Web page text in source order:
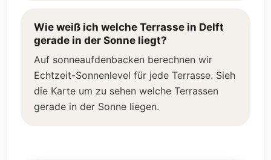
Wie weiß ich welche Terrasse in Delft
gerade in der Sonne liegt?
Auf sonneaufdenbacken berechnen wir
Echtzeit-Sonnenlevel für jede Terrasse. Sieh
die Karte um zu sehen welche Terrassen
gerade in der Sonne liegen.